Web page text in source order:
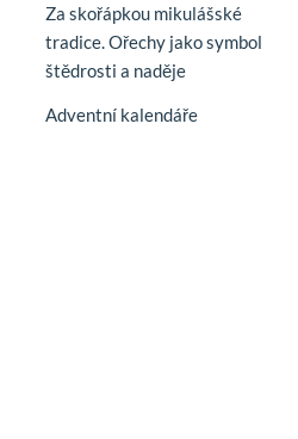
Za skořápkou mikulášské
tradice. Ořechy jako symbol
štědrosti a naděje
Adventní kalendáře